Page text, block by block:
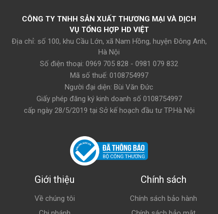
CÔNG TY TNHH SẢN XUẤT THƯƠNG MẠI VÀ DỊCH
VỤ TỔNG HỢP HD VIỆT
Địa chỉ: số 100, khu Cầu Lớn, xã Nam Hồng, huyện Đông Anh,
Hà Nội
Số điện thoại: 0969 705 828 - 0981 079 832
Mã số thuế: 0108754997
Người đại diện: Bùi Văn Đức
Giấy phép đăng ký kinh doanh số 0108754997
cấp ngày 28/5/2019 tại Sở kế hoạch đầu tư TP.Hà Nội
Giới thiệu
Về chúng tôi
Chính sách
Chính sách bảo hành